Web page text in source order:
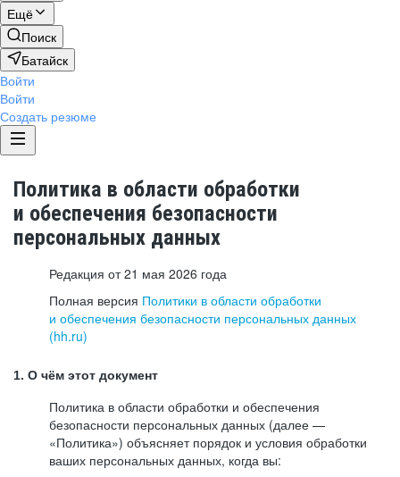
Ещё
Поиск
Батайск
Войти
Войти
Создать резюме
Политика в области обработки
и обеспечения безопасности
персональных данных
Редакция от 21 мая 2026 года
Полная версия Политики в области обработки
и обеспечения безопасности персональных данных
(hh.ru)
1. О чём этот документ
Политика в области обработки и обеспечения
безопасности персональных данных (далее —
«Политика») объясняет порядок и условия обработки
ваших персональных данных, когда вы: